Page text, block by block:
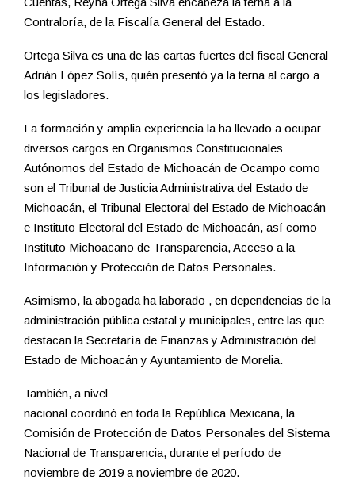
Contraloría, de la Fiscalía General del Estado.
Ortega Silva es una de las cartas fuertes del fiscal General
Adrián López Solís, quién presentó ya la terna al cargo a
los legisladores.
La formación y amplia experiencia la ha llevado a ocupar
diversos cargos en Organismos Constitucionales
Autónomos del Estado de Michoacán de Ocampo como
son el Tribunal de Justicia Administrativa del Estado de
Michoacán, el Tribunal Electoral del Estado de Michoacán
e Instituto Electoral del Estado de Michoacán, así como
Instituto Michoacano de Transparencia, Acceso a la
Información y Protección de Datos Personales.
Asimismo, la abogada ha laborado , en dependencias de la
administración pública estatal y municipales, entre las que
destacan la Secretaría de Finanzas y Administración del
Estado de Michoacán y Ayuntamiento de Morelia.
También, a nivel
nacional coordinó en toda la República Mexicana, la
Comisión de Protección de Datos Personales del Sistema
Nacional de Transparencia, durante el período de
noviembre de 2019 a noviembre de 2020.